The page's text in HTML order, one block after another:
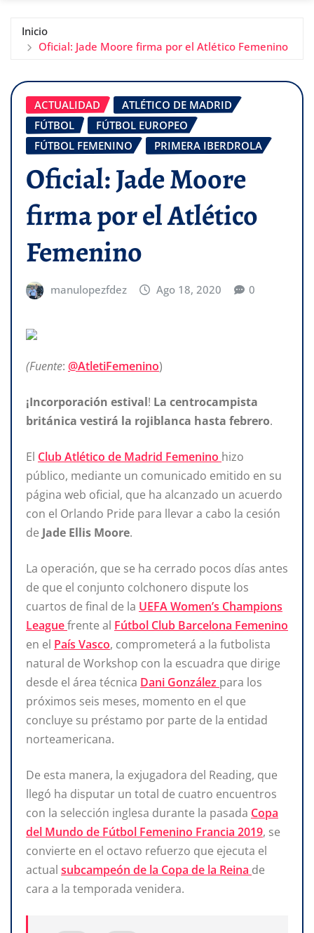
Inicio
Oficial: Jade Moore firma por el Atlético Femenino
ACTUALIDAD
ATLÉTICO DE MADRID
FÚTBOL
FÚTBOL EUROPEO
FÚTBOL FEMENINO
PRIMERA IBERDROLA
Oficial: Jade Moore
firma por el Atlético
Femenino
manulopezfdez Ago 18, 2020 0
(Fuente: @AtletiFemenino)
¡Incorporación estival! La centrocampista
británica vestirá la rojiblanca hasta febrero.
El Club Atlético de Madrid Femenino hizo
público, mediante un comunicado emitido en su
página web oficial, que ha alcanzado un acuerdo
con el Orlando Pride para llevar a cabo la cesión
de Jade Ellis Moore.
La operación, que se ha cerrado pocos días antes
de que el conjunto colchonero dispute los
cuartos de final de la UEFA Women’s Champions
Leaguefrente al Fútbol Club Barcelona Femenino
en el País Vasco, comprometerá a la futbolista
natural de Workshop con la escuadra que dirige
desde el área técnica Dani González para los
próximos seis meses, momento en el que
concluye su préstamo por parte de la entidad
norteamericana.
De esta manera, la exjugadora del Reading, que
llegó ha disputar un total de cuatro encuentros
con la selección inglesa durante la pasada Copa
del Mundo de Fútbol Femenino Francia 2019, se
convierte en el octavo refuerzo que ejecuta el
actual subcampeón de la Copa de la Reina de
cara a la temporada venidera.